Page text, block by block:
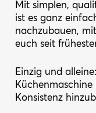
Mit simplen,
ist es ganz
nachzubauen,
euch seit
Einzig und
Konsistenz